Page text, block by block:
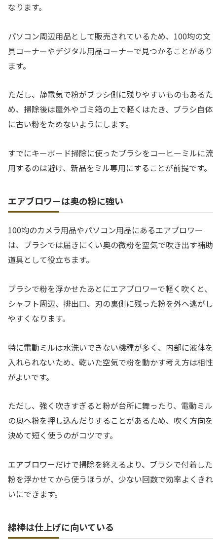
なります。
パソコン周辺用品として販売されているため、100均の文
具コーナーやデジタル用品コーナーで見つかることがあり
ます。
ただし、静電気で粉がブラシ側に残りやすいものもあるた
め、掃除後は屋外やゴミ箱の上で軽くはたき、ブラシ自体
に古い粉をためないようにします。
すでにキーボード掃除に使ったブラシをコーヒーミルに流
用するのは避け、新品をミル専用にすることが前提です。
エアブロワーは奥の粉に強い
100均のカメラ用品やパソコン用品にあるエアブロワー
は、ブラシでは届きにくい奥の微粉を空気で吹き出す補助
道具として役立ちます。
ブラシで粉を浮かせたあとにエアブロワーで軽く吹くと、
シャフト周辺、排出口、刃の裏側に残った粉を外へ逃がし
やすくなります。
特に電動ミルは水洗いできない機種が多く、内部に液体を
入れられないため、乾いた空気で粉を動かす考え方は相性
がよいです。
ただし、強く吹きすぎると粉が台所に舞ったり、電動ミル
の奥へ粉を押し込んだりすることがあるため、吹く方向を
決めて短く使うのがコツです。
エアブロワーだけで掃除を終えるより、ブラシで付着した
粉を浮かせてから使うほうが、少ない回数で効率よくきれ
いにできます。
綿棒は仕上げに向いている